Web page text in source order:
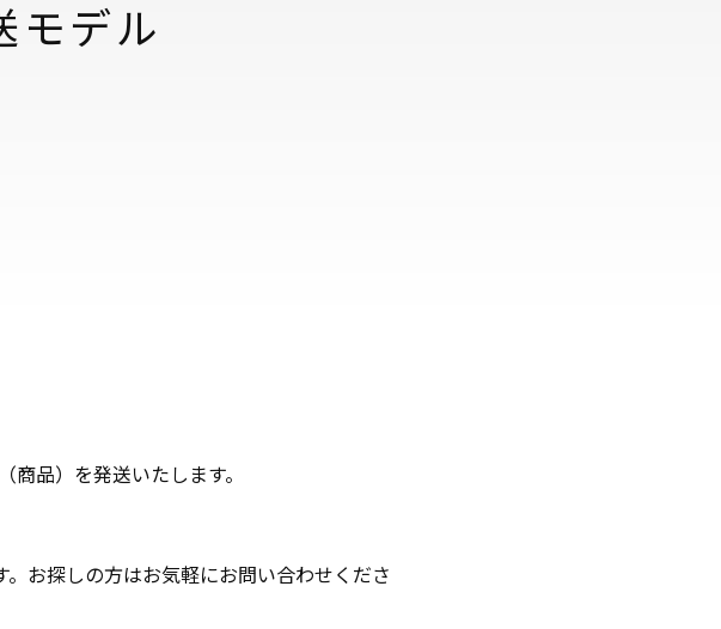
モデル
品）を発送いたします。
。お探しの方はお気軽にお問い合わせくださ